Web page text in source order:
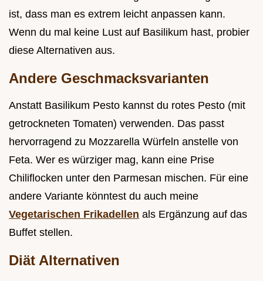
ist, dass man es extrem leicht anpassen kann.
Wenn du mal keine Lust auf Basilikum hast, probier
diese Alternativen aus.
Andere Geschmacksvarianten
Anstatt Basilikum Pesto kannst du rotes Pesto (mit
getrockneten Tomaten) verwenden. Das passt
hervorragend zu Mozzarella Würfeln anstelle von
Feta. Wer es würziger mag, kann eine Prise
Chiliflocken unter den Parmesan mischen. Für eine
andere Variante könntest du auch meine
Vegetarischen Frikadellen als Ergänzung auf das
Buffet stellen.
Diät Alternativen